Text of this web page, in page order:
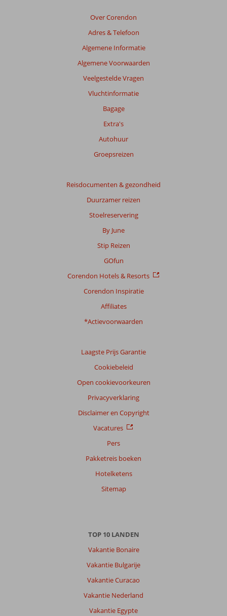
Over Corendon
Adres & Telefoon
Algemene Informatie
Algemene Voorwaarden
Veelgestelde Vragen
Vluchtinformatie
Bagage
Extra's
Autohuur
Groepsreizen
Reisdocumenten & gezondheid
Duurzamer reizen
Stoelreservering
By June
Stip Reizen
GOfun
Corendon Hotels & Resorts
Corendon Inspiratie
Affiliates
*Actievoorwaarden
Laagste Prijs Garantie
Cookiebeleid
Open cookievoorkeuren
Privacyverklaring
Disclaimer en Copyright
Vacatures
Pers
Pakketreis boeken
Hotelketens
Sitemap
TOP 10 LANDEN
Vakantie Bonaire
Vakantie Bulgarije
Vakantie Curacao
Vakantie Nederland
Vakantie Egypte